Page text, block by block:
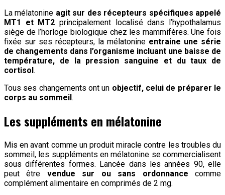
La mélatonine agit sur des récepteurs spécifiques appelé
MT1 et MT2 principalement localisé dans l’hypothalamus
siège de l’horloge biologique chez les mammifères. Une fois
fixée sur ses récepteurs, la mélatonine entraine une série
de changements dans l’organisme incluant une baisse de
température, de la pression sanguine et du taux de
cortisol.
Tous ses changements ont un objectif, celui de préparer le
corps au sommeil.
Les suppléments en mélatonine
Mis en avant comme un produit miracle contre les troubles du
sommeil, les suppléments en mélatonine se commercialisent
sous différentes formes. Lancée dans les années 90, elle
peut être vendue sur ou sans ordonnance comme
complément alimentaire en comprimés de 2 mg.